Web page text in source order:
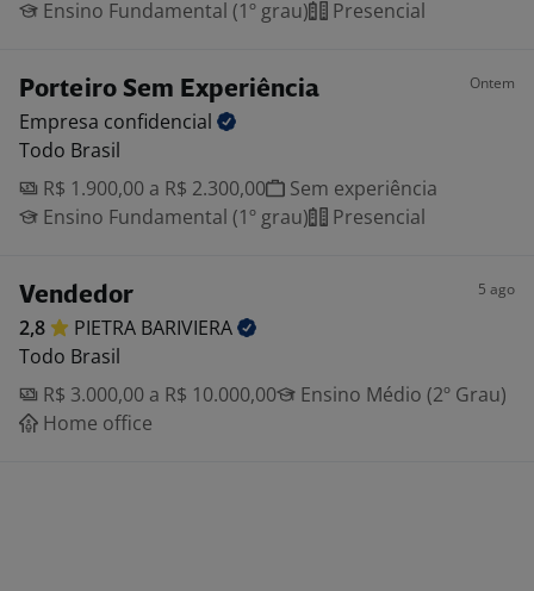
Ensino Fundamental (1º grau) Presencial
Porteiro Sem Experiência Ontem
Empresa confidencial
Todo Brasil
R$ 1.900,00 a R$ 2.300,00
Sem experiência
Ensino Fundamental (1º grau)
Presencial
Vendedor 5 ago
2,8 PIETRA BARIVIERA
Todo Brasil
R$ 3.000,00 a R$ 10.000,00
Ensino Médio (2º Grau)
Home office